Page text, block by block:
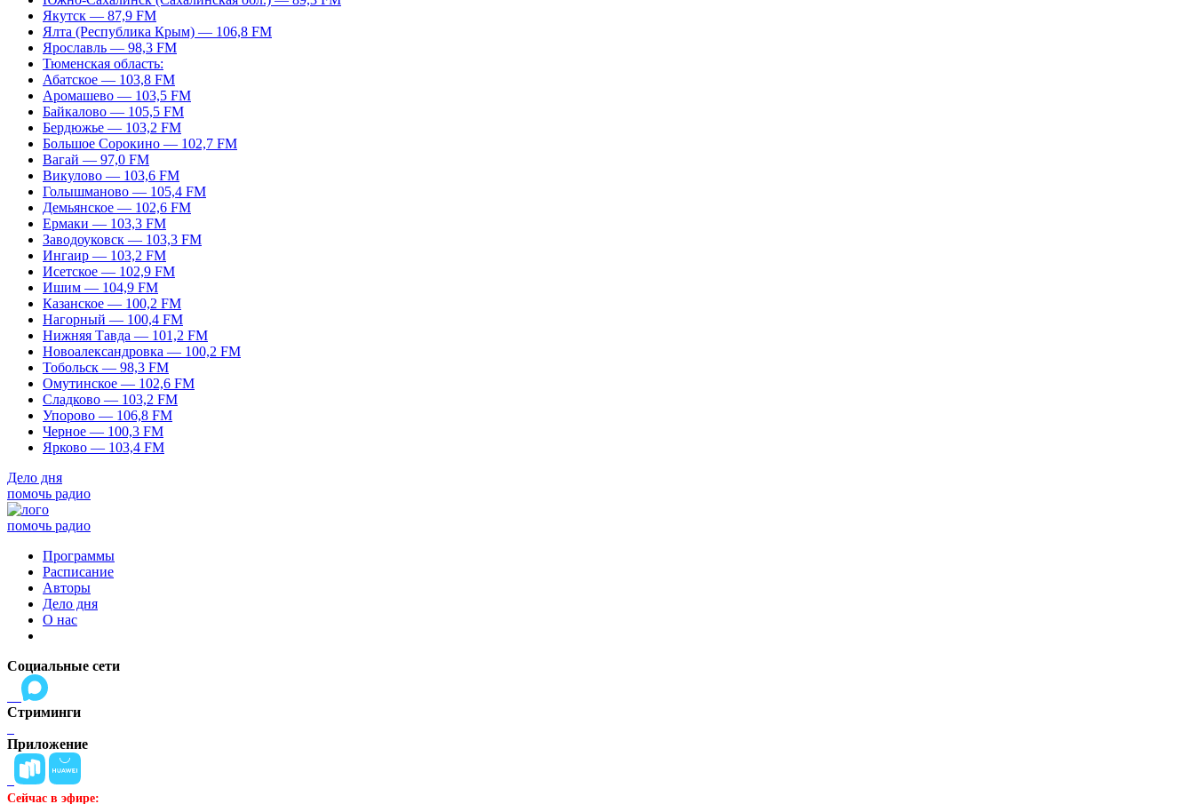
Якутск — 87,9 FM
Ялта (Республика Крым) — 106,8 FM
Ярославль — 98,3 FM
Тюменская область:
Абатское — 103,8 FM
Аромашево — 103,5 FM
Байкалово — 105,5 FM
Бердюжье — 103,2 FM
Большое Сорокино — 102,7 FM
Вагай — 97,0 FM
Викулово — 103,6 FM
Голышманово — 105,4 FM
Демьянское — 102,6 FM
Ермаки — 103,3 FM
Заводоуковск — 103,3 FM
Ингаир — 103,2 FM
Исетское — 102,9 FM
Ишим — 104,9 FM
Казанское — 100,2 FM
Нагорный — 100,4 FM
Нижняя Тавда — 101,2 FM
Новоалександровка — 100,2 FM
Тобольск — 98,3 FM
Омутинское — 102,6 FM
Сладково — 103,2 FM
Упорово — 106,8 FM
Черное — 100,3 FM
Ярково — 103,4 FM
Дело дня
помочь радио
помочь радио
Программы
Расписание
Авторы
Дело дня
О нас
Социальные сети
Стриминги
Приложение
Сейчас в эфире: